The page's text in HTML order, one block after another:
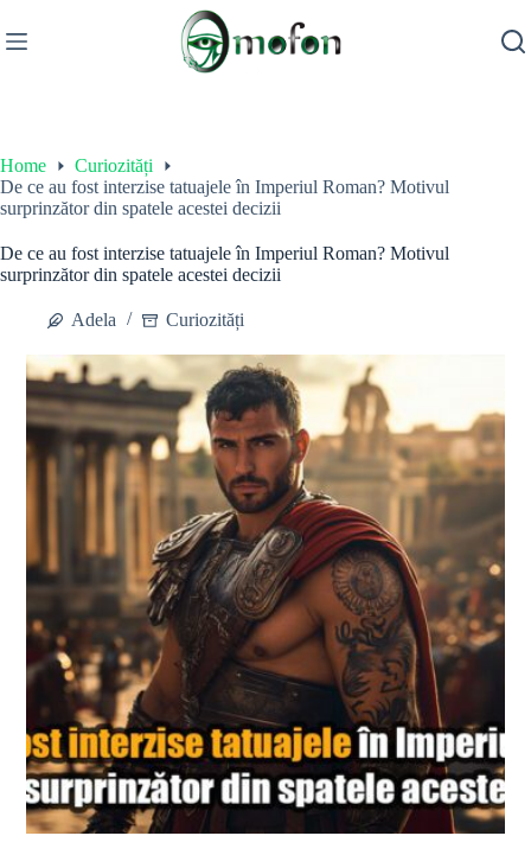
to
content
Home
Curiozități
De ce au fost interzise tatuajele în Imperiul Roman? Motivul
surprinzător din spatele acestei decizii
De ce au fost interzise tatuajele în Imperiul Roman? Motivul
surprinzător din spatele acestei decizii
Adela Curiozități